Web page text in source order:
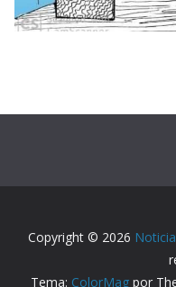
Copyright © 2026
Tema: ColorMagpor